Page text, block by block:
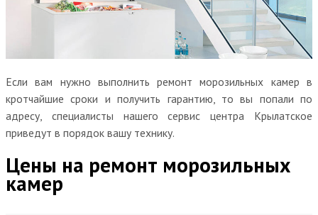
Если вам нужно выполнить ремонт морозильных камер в
кротчайшие сроки и получить гарантию, то вы попали по
адресу, специалисты нашего сервис центра Крылатское
приведут в порядок вашу технику.
Цены на ремонт морозильных
камер